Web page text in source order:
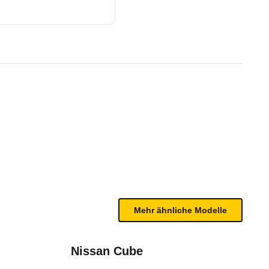
Fahrzeug.
sind, entnehmen Sie bitte dem Rückruf, da
Er besitzt Front-, Seiten- und
Nissan Cube
Mehr ähnliche Modelle